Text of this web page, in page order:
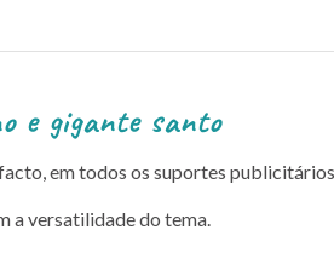
santo
em todos os suportes
a versatilidade do tema.